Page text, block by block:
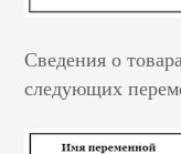
Сведения о
следующих